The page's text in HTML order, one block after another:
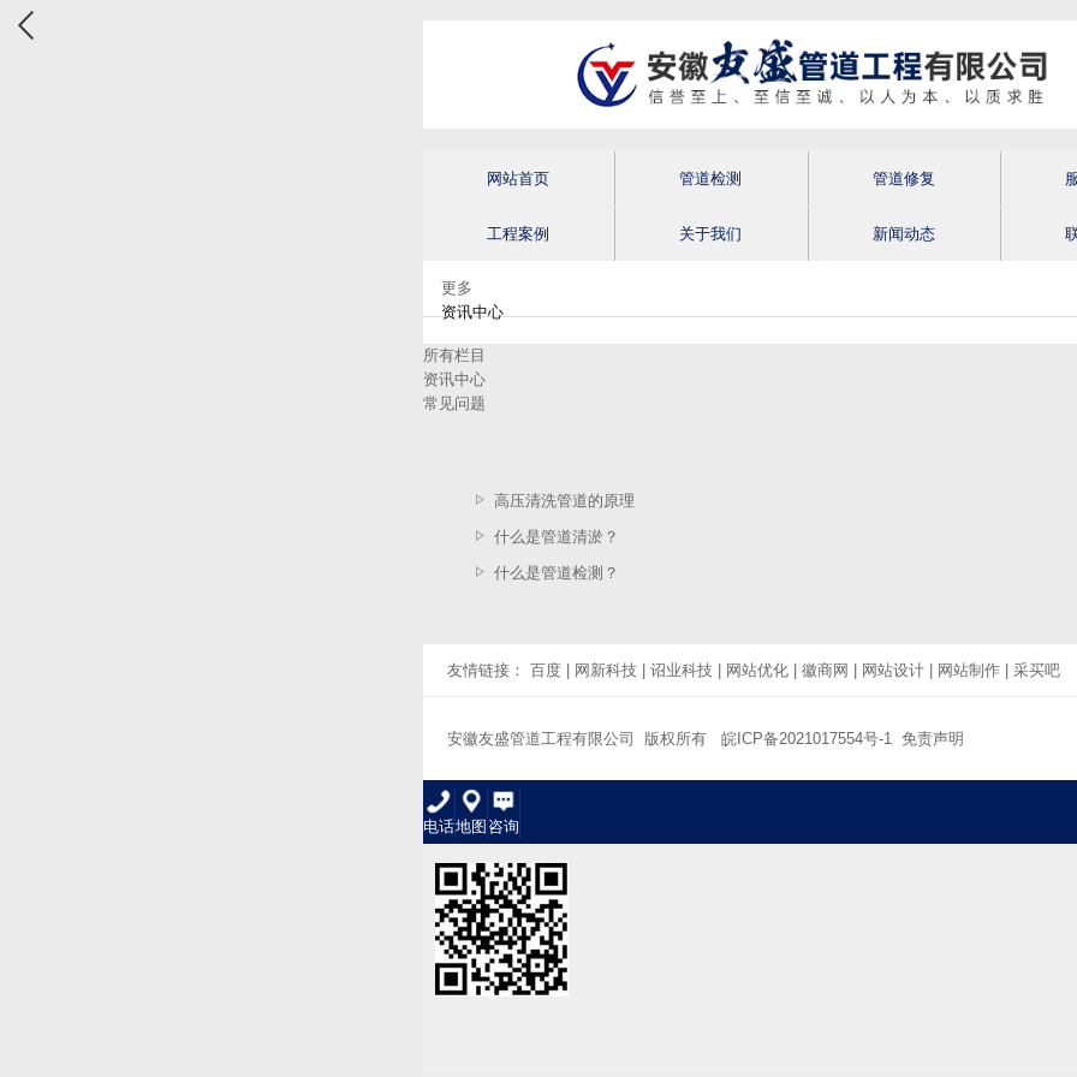
网站首页 管道检测 管道修复
工程案例 关于我们 新闻动态
更多
资讯中心
所有栏目
资讯中心
常见问题
高压清洗管道的原理
什么是管道清淤？
什么是管道检测？
友情链接： 百度 网新科技 诏业科技 网站优化 徽商网 网站设计 网站制作 采买吧
安徽友盛管道工程有限公司 版权所有 皖ICP备2021017554号-1 免责声明
电话地图 咨询